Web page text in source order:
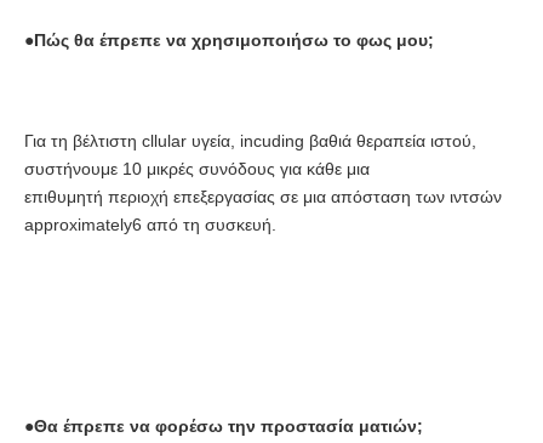
●Πώς θα έπρεπε να χρησιμοποιήσω το φως μου;
Για τη βέλτιστη cllular υγεία, incuding βαθιά θεραπεία ιστού,
συστήνουμε 10 μικρές συνόδους για κάθε μια
επιθυμητή περιοχή επεξεργασίας σε μια απόσταση των ιντσών
approximately6 από τη συσκευή.
●Θα έπρεπε να φορέσω την προστασία ματιών;